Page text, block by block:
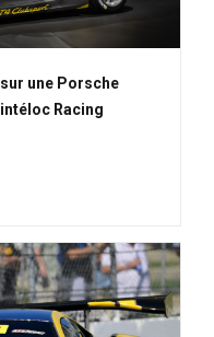
une Porsche
Racing